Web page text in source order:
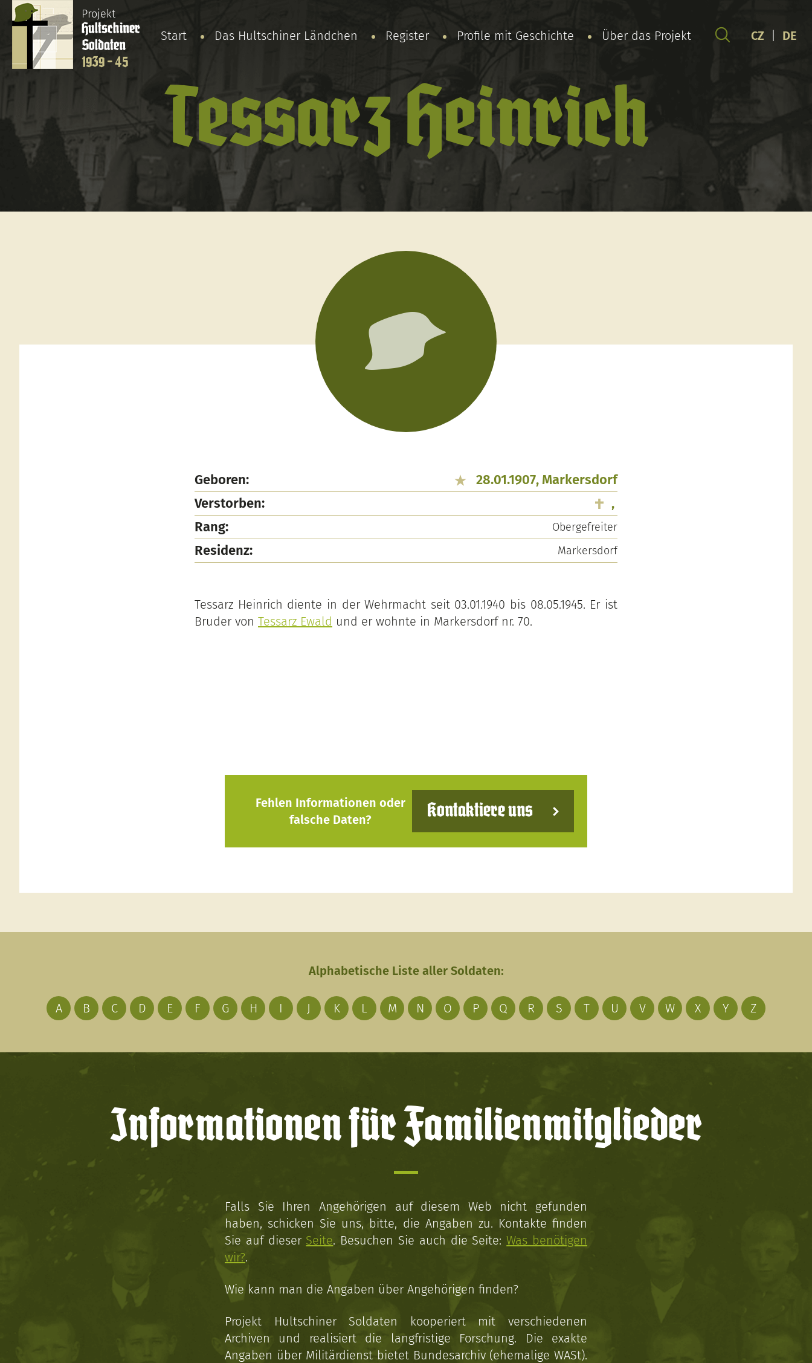
Projekt
Hultschiner
Soldaten
1939 - 45
Start Das Hultschiner Ländchen Register Profile mit Geschichte Über das Projekt CZ DE
Tessarz Heinrich
Geboren:
28.01.1907, Markersdorf
Verstorben:
,
Rang:
Obergefreiter
Residenz: Markersdorf
Tessarz Heinrich diente in der Wehrmacht seit 03.01.1940 bis 08.05.1945. Er ist
Bruder von Tessarz Ewald und er wohnte in Markersdorf nr. 70.
Fehlen Informationen oder
falsche Daten?
Kontaktiere uns
Alphabetische Liste aller Soldaten:
A B C D E F G H I J K L M N O P Q R S T U V W X Y Z
Informationen für Familienmitglieder
Falls Sie Ihren Angehörigen auf diesem Web nicht gefunden
haben, schicken Sie uns, bitte, die Angaben zu. Kontakte finden
Sie auf dieser Seite. Besuchen Sie auch die Seite:Was benötigen
wir?.
Wie kann man die Angaben über Angehörigen finden?
Projekt Hultschiner Soldaten kooperiert mit verschiedenen
Archiven und realisiert die langfristige Forschung. Die exakte
Angaben über Militärdienst bietet Bundesarchiv (ehemalige WASt).